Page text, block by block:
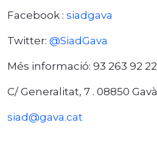
Facebook : siadgava
Twitter: @SiadGava
Més informació: 93 263 92 22
C/ Generalitat, 7 . 08850 Gavà
siad@gava.cat